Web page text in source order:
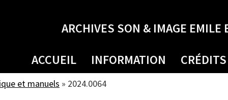
ARCHIVES SON & IMAGE EMILE
ACCUEIL INFORMATION CRÉDITS
et manuels » 2024.0064